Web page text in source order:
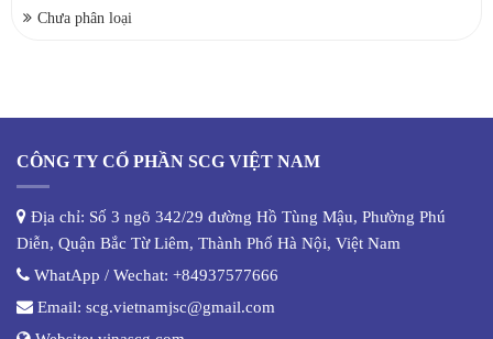
Chưa phân loại
CÔNG TY CỔ PHẦN SCG VIỆT NAM
Địa chỉ: Số 3 ngõ 342/29 đường Hồ Tùng Mậu, Phường Phú
Diễn, Quận Bắc Từ Liêm, Thành Phố Hà Nội, Việt Nam
WhatApp / Wechat: +84937577666
Email: scg.vietnamjsc@gmail.com